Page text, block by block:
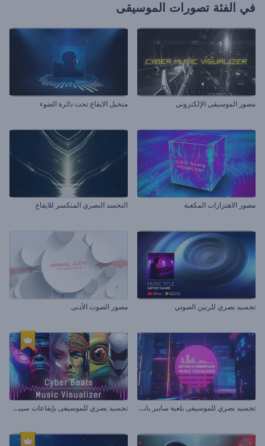
في الفئة تصورات الموسيقى
مصور الموسيقى الإلكترونى متخيل الايقاع تحت دائرة الضوء
مصور الاهتزازات المكعبة التجسد البصري المنكسر للايقاع
تجسيد بصري للرنين الصوتي مصور الصوت الأدنى
ت
جسيد بصري للموسيقى بلعبة سايبر بانك القديمة ت
جسيد بصري للموسيقى بإيقاعات سيبرانية